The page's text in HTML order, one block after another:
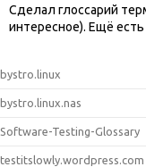
Сделал глоссарий
интересное). Ещё есть
bystro.linux
bystro.linux.nas
Software-Testing-Glossary
testitslowly.wordpress.com